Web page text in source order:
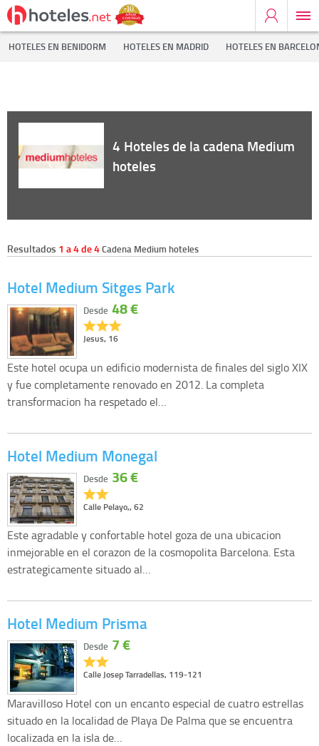
HOTELES EN BENIDORM HOTELES EN MADRID HOTELES EN
Inicio Cadenas Hoteleras Medium hoteles
4 Hoteles de la cadena Medium
hoteles
Resultados 1 a 4 de 4Cadena Medium hoteles
Hotel Medium Sitges Park
Jesus, 16
Desde 48 €
Este hotel ocupa un edificio modernista de finales del siglo XIX
y fue completamente renovado en 2012. La completa
transformacion ha respetado el…
Hotel Medium Monegal
Calle Pelayo,, 62
Desde 36 €
Este agradable y confortable hotel goza de una ubicacion
inmejorable en el corazon de la cosmopolita Barcelona. Esta
estrategicamente situado al…
Hotel Medium Prisma
Calle Josep Tarradellas, 119-121
Desde 7 €
Maravilloso Hotel con un encanto especial de cuatro estrellas
situado en la localidad de Playa De Palma que se encuentra
localizada en la isla de…